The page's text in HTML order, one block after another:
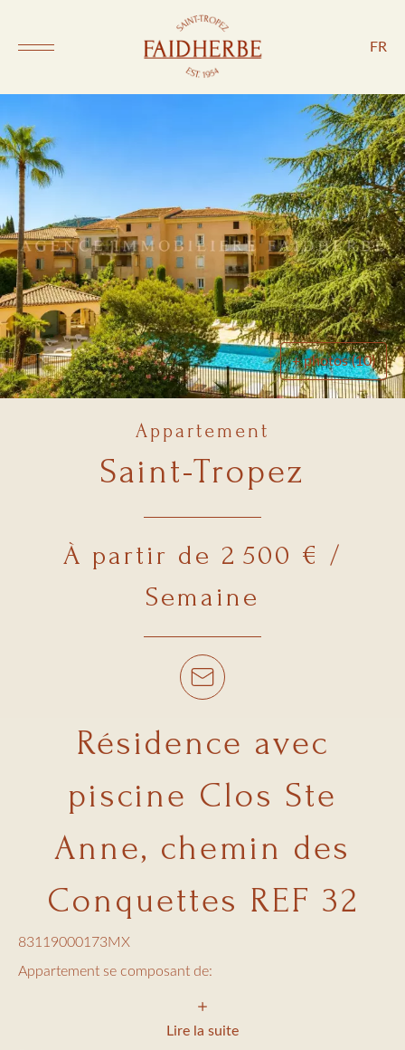
FR
+ photos (10)
Appartement
Saint-Tropez
À partir de 2 500 € /
Semaine
Résidence avec
piscine Clos Ste
Anne, chemin des
Conquettes REF 32
83119000173MX
Appartement se composant de:
2 chambres avec lit en 90Lire la suite